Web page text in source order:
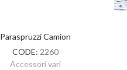
Paraspruzzi Camion
CODE: 2260
Accessori vari